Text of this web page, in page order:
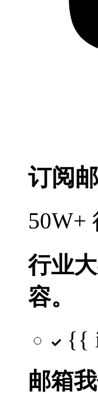
订阅
50W+
行业
容。
{{
邮箱